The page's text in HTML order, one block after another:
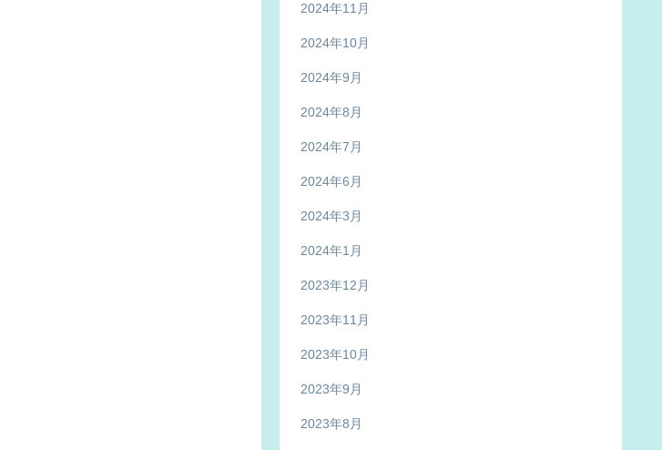
2024年11月
2024年10月
2024年9月
2024年8月
2024年7月
2024年6月
2024年3月
2024年1月
2023年12月
2023年11月
2023年10月
2023年9月
2023年8月